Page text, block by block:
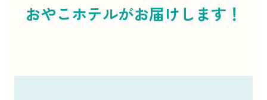
おやこホテルがお届けします！